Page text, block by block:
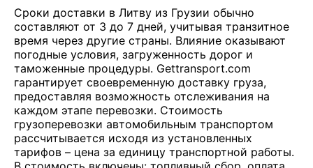
Сроки доставки в Литву из Грузии обычно
составляют от 3 до 7 дней, учитывая транзитное
время через другие страны. Влияние оказывают
погодные условия, загруженность дорог и
таможенные процедуры. Gettransport.com
гарантирует своевременную доставку груза,
предоставляя возможность отслеживания на
каждом этапе перевозки. Стоимость
грузоперевозки автомобильным транспортом
рассчитывается исходя из установленных
тарифов – цена за единицу транспортной работы.